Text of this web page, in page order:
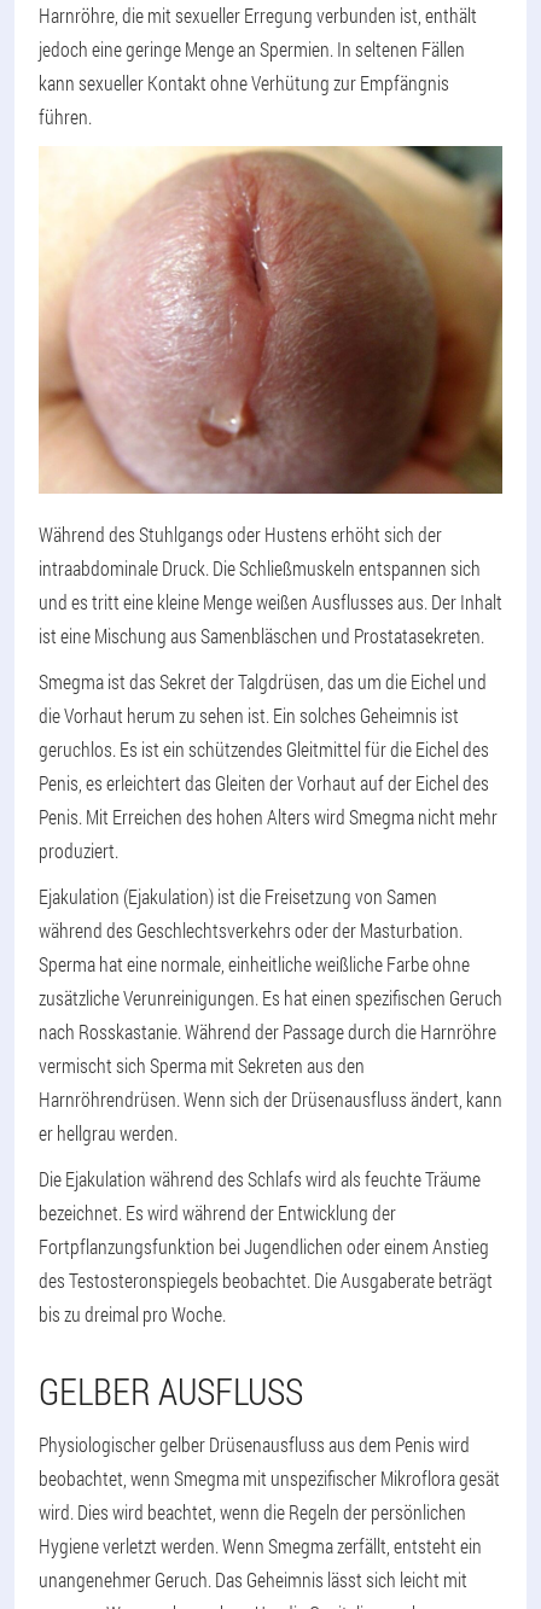
Harnröhre, die mit sexueller Erregung verbunden ist, enthält
jedoch eine geringe Menge an Spermien. In seltenen Fällen
kann sexueller Kontakt ohne Verhütung zur Empfängnis
führen.
Während des Stuhlgangs oder Hustens erhöht sich der
intraabdominale Druck. Die Schließmuskeln entspannen sich
und es tritt eine kleine Menge weißen Ausflusses aus. Der Inhalt
ist eine Mischung aus Samenbläschen und Prostatasekreten.
Smegma ist das Sekret der Talgdrüsen, das um die Eichel und
die Vorhaut herum zu sehen ist. Ein solches Geheimnis ist
geruchlos. Es ist ein schützendes Gleitmittel für die Eichel des
Penis, es erleichtert das Gleiten der Vorhaut auf der Eichel des
Penis. Mit Erreichen des hohen Alters wird Smegma nicht mehr
produziert.
Ejakulation (Ejakulation) ist die Freisetzung von Samen
während des Geschlechtsverkehrs oder der Masturbation.
Sperma hat eine normale, einheitliche weißliche Farbe ohne
zusätzliche Verunreinigungen. Es hat einen spezifischen Geruch
nach Rosskastanie. Während der Passage durch die Harnröhre
vermischt sich Sperma mit Sekreten aus den
Harnröhrendrüsen. Wenn sich der Drüsenausfluss ändert, kann
er hellgrau werden.
Die Ejakulation während des Schlafs wird als feuchte Träume
bezeichnet. Es wird während der Entwicklung der
Fortpflanzungsfunktion bei Jugendlichen oder einem Anstieg
des Testosteronspiegels beobachtet. Die Ausgaberate beträgt
bis zu dreimal pro Woche.
GELBER AUSFLUSS
Physiologischer gelber Drüsenausfluss aus dem Penis wird
beobachtet, wenn Smegma mit unspezifischer Mikroflora gesät
wird. Dies wird beachtet, wenn die Regeln der persönlichen
Hygiene verletzt werden. Wenn Smegma zerfällt, entsteht ein
unangenehmer Geruch. Das Geheimnis lässt sich leicht mit